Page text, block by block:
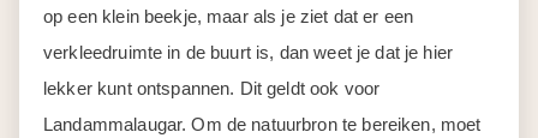
op een klein beekje, maar als je ziet dat er een
verkleedruimte in de buurt is, dan weet je dat je hier
lekker kunt ontspannen. Dit geldt ook voor
Landammalaugar. Om de natuurbron te bereiken, moet